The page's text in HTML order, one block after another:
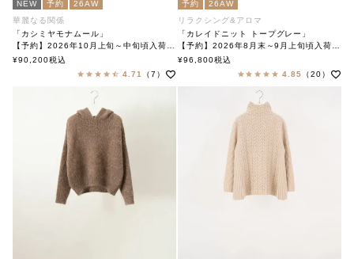
NEW 予約
26AW
華麗なる関係
「カシミヤモナムール」
【予約】2026年10月上旬～中旬頃入荷予定
「Cashmere Mon Amour」
¥90,200税込
4.71
（7）
予約
26AW
リラクシング&アロマ
「カレイドニット トープグレー」
【予約】2026年8月末～9月上旬頃入荷予定
「Kaleido Knit」
¥96,800税込
4.85
（20）